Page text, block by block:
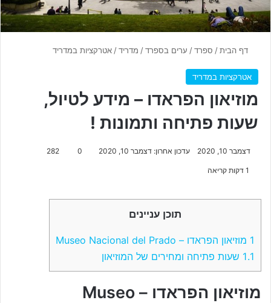
דף הבית/ ספרד/ ערים בספרד/ מדריד/ אטרקציות במדריד
אטרקציות במדריד
מוזיאון הפראדו – מידע לטיול,
שעות פתיחה ותמונות !
דצמבר 10, 2020 עדכון אחרון: דצמבר 10, 2020 0
282
תוכן עניינים
1 מוזיאון הפראדו – Museo Nacional del Prado
1.1 שעות פתיחה ומחירים של המוזיאון
מוזיאון הפראדו – Museo